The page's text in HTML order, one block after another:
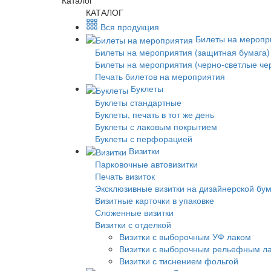
КАТАЛОГ
Вся продукция
Билеты на
Билеты на мероприятия (защитная бумага)
Билеты на мероприятия (черно-светлые
Печать билетов на мероприятия
Буклеты
Буклеты стандартные
Буклеты, печать в тот же день
Буклеты с лаковым покрытием
Буклеты с перфорацией
Визитки
Парковочные автовизитки
Печать визиток
Эксклюзивные визитки на дизайнерской
Визитные карточки в упаковке
Сложенные визитки
Визитки с отделкой
Визитки с выборочным УФ лаком
Визитки с выборочным рельефным
Визитки с тиснением фольгой